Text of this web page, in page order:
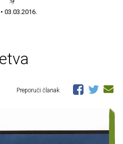
• 03.03.2016.
Preporuči članak